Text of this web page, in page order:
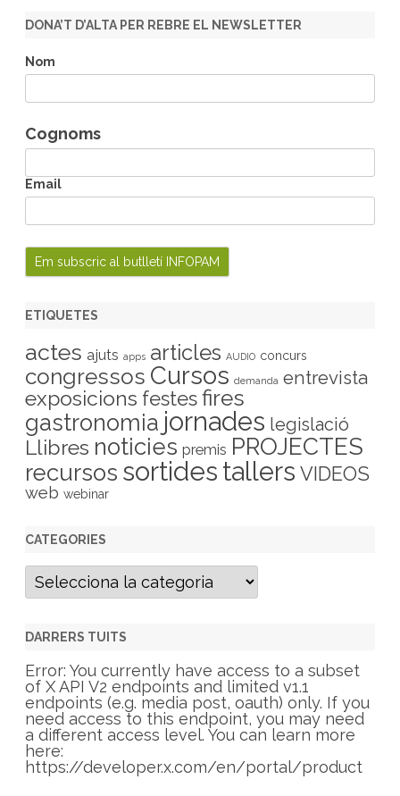
r
h
DONA’T D’ALTA PER REBRE EL NEWSLETTER
Nom
Cognoms
Email
ETIQUETES
actes ajuts apps articles AUDIO concurs
congressos Cursos demanda entrevista
exposicions festesfires
gastronomia jornades legislació
Llibres noticies premis PROJECTES
recursos sortides tallers VIDEOS
web webinar
CATEGORIES
C
t
g
r
i
e
s
DARRERS TUITS
Error: You currently have access to a subset
of X API V2 endpoints and limited v1.1
endpoints (e.g. media post, oauth) only. If you
need access to this endpoint, you may need
a different access level. You can learn more
here:
https://developer.x.com/en/portal/product